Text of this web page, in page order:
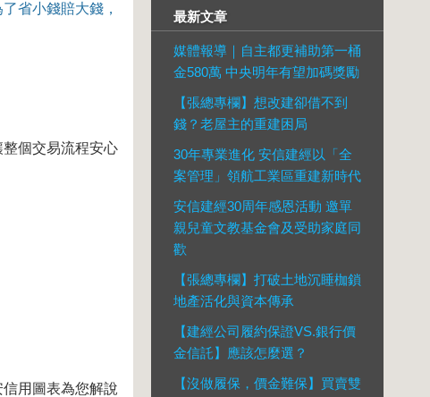
省小錢賠大錢，
個交易流程安心
用圖表為您解說
最新文章
媒體報導｜自主都更補助第一桶
金580萬 中央明年有望加碼獎勵
【張總專欄】想改建卻借不到
錢？老屋主的重建困局
30年專業進化 安信建經以「全
案管理」領航工業區重建新時代
安信建經30周年感恩活動 邀單
親兒童文教基金會及受助家庭同
歡
【張總專欄】打破土地沉睡枷鎖
地產活化與資本傳承
【建經公司履約保證VS.銀行價
金信託】應該怎麼選？
【沒做履保，價金難保】買賣雙